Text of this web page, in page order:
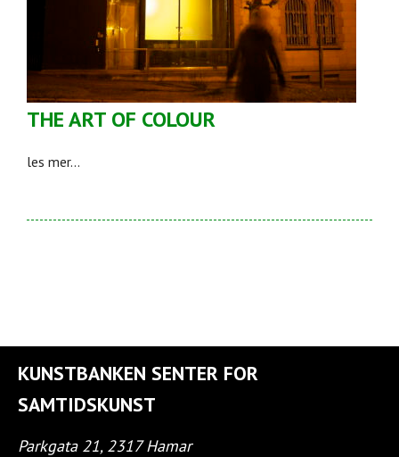
THE ART OF COLOUR
les mer...
KUNSTBANKEN SENTER FOR
SAMTIDSKUNST
Parkgata 21, 2317 Hamar